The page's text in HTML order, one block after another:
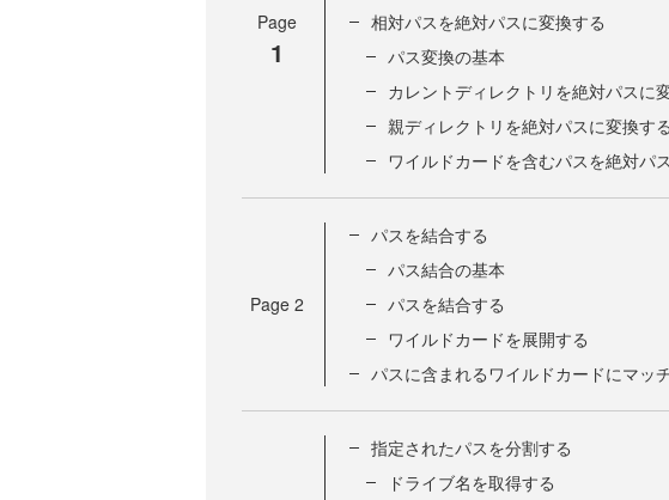
Page
1
相対パスを絶対パスに変換する
パス変換の基本
カレントディレクトリを絶対パスに
親ディレクトリを絶対パスに変換する
ワイルドカードを含むパスを絶対パ
Page 2
パスを結合する
パス結合の基本
パスを結合する
ワイルドカードを展開する
パスに含まれるワイルドカードにマッ
指定されたパスを分割する
ドライブ名を取得する